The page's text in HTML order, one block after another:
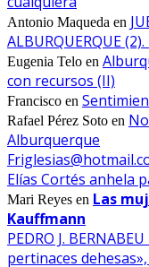
Antonio Maqueda en
ALBURQUERQUE
Eugenia Telo en
con recursos (II)
Francisco en
Rafael Pérez Soto en
Alburquerque
Elías Cortés anhela
Mari Reyes en Las
Kauffmann
PEDRO J.
pertinaces